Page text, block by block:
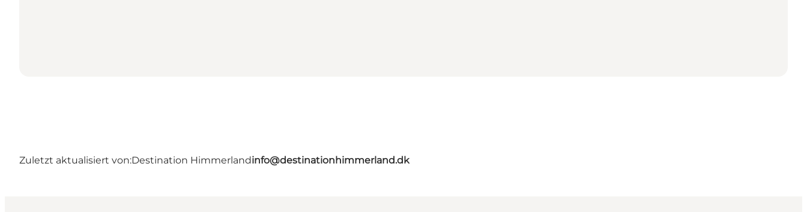
Zuletzt aktualisiert von:Destination Himmerlandinfo@destinationhimmerland.dk